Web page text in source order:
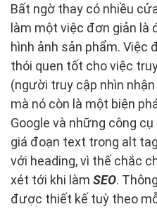
Bất ngờ thay có nhiều
làm một việc đơn giản là
hình ảnh sản phẩm. Việc
thói quen tốt cho việc
(người truy cập nhìn
mà nó còn là một biện
Google và những công
giá đoạn text trong alt
với heading, vì thế chắc
xét tới khi làm SEO.
được thiết kế tuỳ theo